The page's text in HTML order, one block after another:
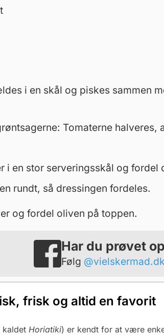
i en skål og piskes sammen
Tomaterne
i en stor serveringsskål og fordel
rundt, så dressingen fordeles.
og fordel oliven på toppen.
Har du prøvet
Følg @vielskermad.dk
frisk og altid en favorit
kaldet Horiatiki) er kendt for at være